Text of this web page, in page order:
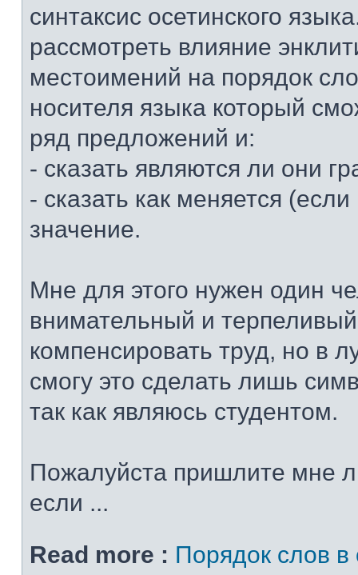
синтаксис осетинского
рассмотреть влияние
местоимений на порядок
носителя языка который
ряд предложений и:
- сказать являются ли они
- сказать как меняется
значение.
Мне для этого нужен один
внимательный и
компенсировать труд, но в
смогу это сделать лишь
так как являюсь студентом.
Пожалуйста пришлите мне
если ...
Read more : Порядок слов в